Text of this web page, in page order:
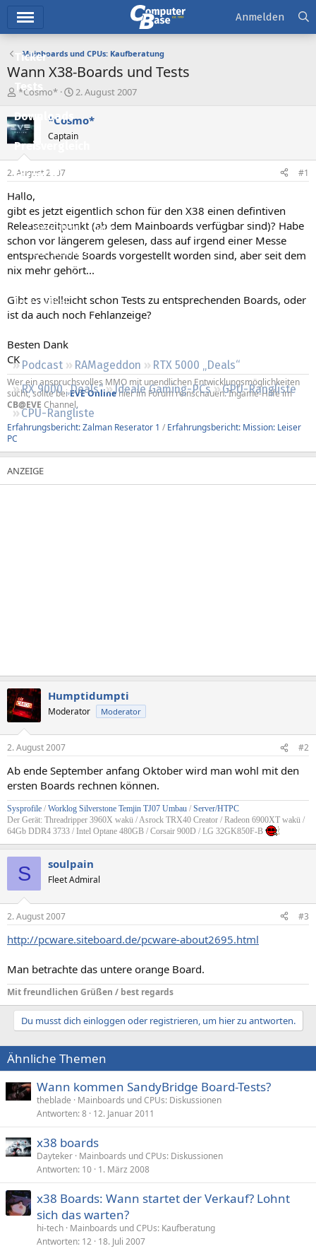
Ticker
Tests
Downloads
Preisvergleich
Forum
Aktuelles
Empfohlene Inhalte
Neue Beiträge
Neueste Aktivitäten
Leserartikel
Podcast RAMageddon
RTX 5000 „Deals“
RX 9000 „Deals“
Ideale Gaming-PCs
GPU-Rangliste
CPU-Rangliste
Anmelden
Mainboards und CPUs: Kaufberatung
Wann X38-Boards und Tests
E
s
t
e
l
e
r
*Cosmo*
E
s
e
t
2. August 2007
*Cosmo*
Captain
2. August 2007 #1
Hallo,
gibt es jetzt eigentlich schon für den X38 einen defintiven
Releasezeitpunkt (ab dem Mainboards verfügbar sind)? Habe
schon vor längerem gelesen, dass auf irgend einer Messe
entsprechende Boards vorgestellt worden sind, aber seit dem
nix mehr gehört...
Gibt es vielleicht schon Tests zu entsprechenden Boards, oder
ist da auch noch Fehlanzeige?
Besten Dank
CK
Wer ein anspruchsvolles MMO mit unendlichen Entwicklungsmöglichkeiten
sucht, sollte beiEVE Onlinehier im Forum reinschauen. Ingame-Hilfe im
CB@EVE Channel.
Erfahrungsbericht: Zalman Reserator 1 / Erfahrungsbericht: Mission: Leiser
PC
Humptidumpti
Moderator Moderator
2. August 2007 #2
Ab ende September anfang Oktober wird man wohl mit den
ersten Boards rechnen können.
Sysprofile / Worklog Silverstone Temjin TJ07 Umbau / Server/HTPC
Der Gerät: Threadripper 3960X wakü / Asrock TRX40 Creator / Radeon 6900XT wakü /
64Gb DDR4 3733 / Intel Optane 480GB / Corsair 900D / LG 32GK850F-B
S soulpain
Fleet Admiral
2. August 2007 #3
http://pcware.siteboard.de/pcware-about2695.html
Man betrachte das untere orange Board.
Mit freundlichen Grüßen / best regards
Du musst dich einloggen oder registrieren, um hier zu antworten.
Ähnliche Themen
Wann kommen SandyBridge Board-Tests?
theblade
Mainboards und CPUs: Diskussionen
Antworten 8 12. Januar 2011
x38 boards
Dayteker Mainboards und CPUs: Diskussionen
Antworten 10 1. März 2008
x38 Boards: Wann startet der Verkauf? Lohnt
sich das warten?
hi-tech Mainboards und CPUs: Kaufberatung
Antworten 12 18. Juli 2007